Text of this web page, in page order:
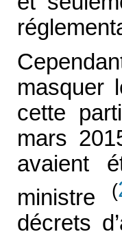
masquer
cette
mars
avaient
ministre
(
décrets